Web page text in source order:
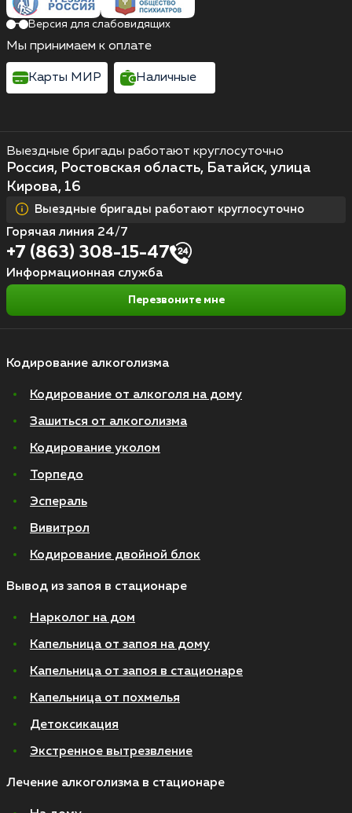
Кодирование алкоголизма
Кодирование от алкоголя на дому
Зашиться от алкоголизма
Кодирование уколом
Торпедо
Эспераль
Вивитрол
Кодирование двойной блок
Вывод из запоя в стационаре
Нарколог на дом
Капельница от запоя на дому
Капельница от запоя в стационаре
Капельница от похмелья
Детоксикация
Экстренное вытрезвление
Лечение алкоголизма в стационаре
Выездные бригады работают круглосуточно
Россия, Ростовская область, Батайск, улица
Кирова, 16
Выездные бригады работают круглосуточно
Горячая линия 24/7
+7 (863) 308-15-47
Информационная служба
Перезвоните мне
Версия для слабовидящих
Мы принимаем к оплате
Карты МИР Наличные